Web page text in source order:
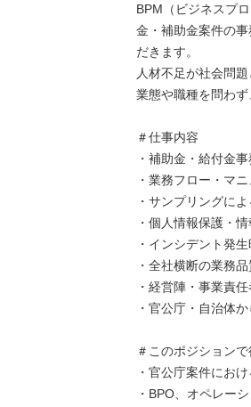
BPM（ビジネスプ
金・補助金案件の
だきます。
人材不足が社会問
業態や職種を問わ
＃仕事内容
・補助金・給付金
・業務フロー・マ
・サンプリングに
・個人情報保護・
・インシデント発
・全社横断の業務
・経営陣・事業責
・官公庁・自治体
＃このポジション
・官公庁案件にお
・BPO、オペレー